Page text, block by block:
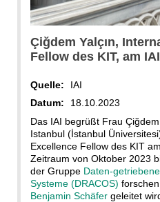
Çiğdem Yalçın,
Fellow des KIT, am IAI
Quelle:
IAI
Datum:
18.10.2023
Das IAI begrüßt Frau
Istanbul (İstanbul
Excellence Fellow des KIT
Zeitraum von Oktober 2023
der Gruppe Daten-
Systeme (DRACOS)
Benjamin Schäfergeleitet